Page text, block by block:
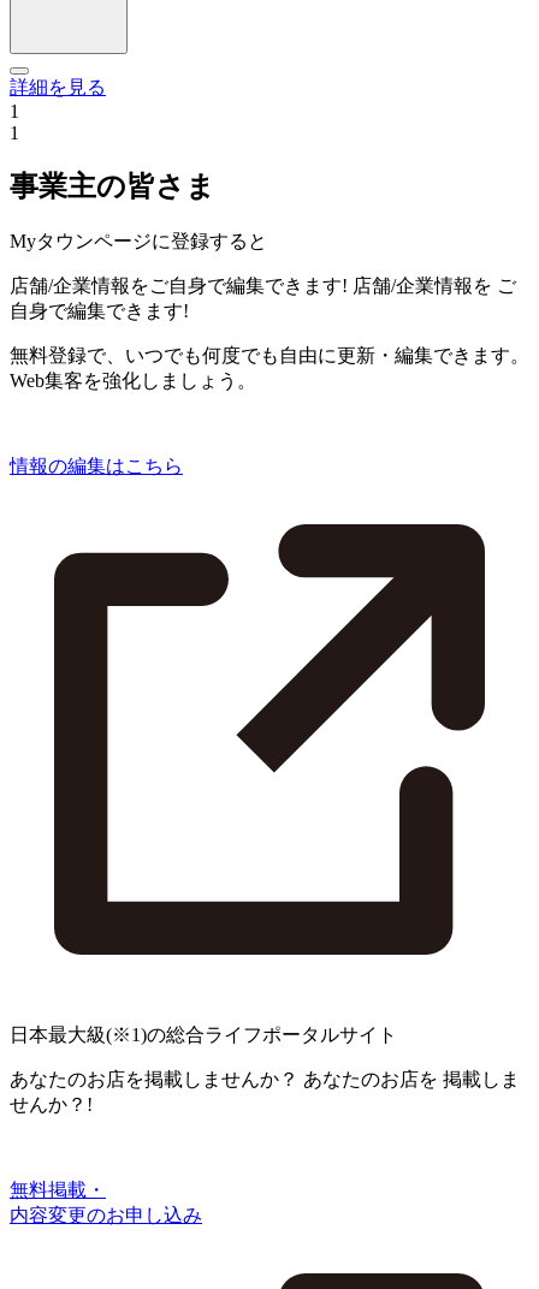
詳細を見る
1
1
事業主の皆さま
Myタウンページに登録すると
店舗/企業情報をご自身で編集できます! 店舗/企業情報を ご
自身で編集できます!
無料登録で、いつでも何度でも自由に更新・編集できます。
Web集客を強化しましょう。
情報の編集はこちら
日本最大級(※1)の総合ライフポータルサイト
あなたのお店を掲載しませんか？ あなたのお店を 掲載しま
せんか？!
無料掲載・
内容変更のお申し込み